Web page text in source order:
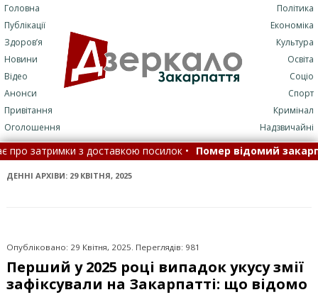
Головна
Публікації
Здоров’я
Новини
Відео
Анонси
Привітання
Оголошення
Політика
Економіка
Культура
Освіта
Соціо
Спорт
Кримінал
Надзвичайні
посилок • Помер відомий закарпатець (ФОТО)•
ДЕННІ АРХІВИ: 29 КВІТНЯ, 2025
Опубліковано: 29 Квітня, 2025. Переглядів: 981
Перший у 2025 році випадок укусу змії
зафіксували на Закарпатті: що відомо